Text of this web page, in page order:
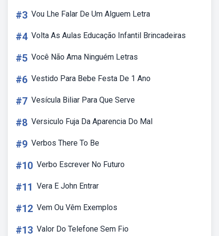
#3 Vou Lhe Falar De Um Alguem Letra
#4 Volta As Aulas Educação Infantil Brincadeiras
#5 Você Não Ama Ninguém Letras
#6 Vestido Para Bebe Festa De 1 Ano
#7 Vesícula Biliar Para Que Serve
#8 Versiculo Fuja Da Aparencia Do Mal
#9 Verbos There To Be
#10 Verbo Escrever No Futuro
#11 Vera E John Entrar
#12 Vem Ou Vêm Exemplos
#13 Valor Do Telefone Sem Fio